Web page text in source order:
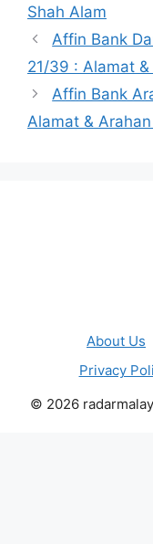
Shah Alam
Affin Bank
21/39 : Alamat
Affin Bank
Alamat &
About Us
Privacy
© 2026